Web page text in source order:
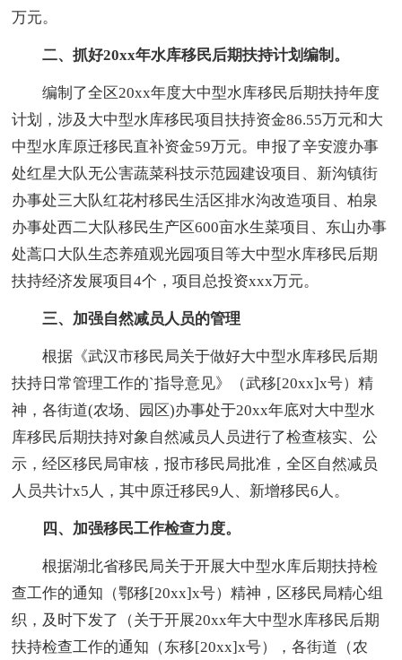
万元。
二、抓好20xx年水库移民后期扶持计划编制。
编制了全区20xx年度大中型水库移民后期扶持年度
计划，涉及大中型水库移民项目扶持资金86.55万元和大
中型水库原迁移民直补资金59万元。申报了辛安渡办事
处红星大队无公害蔬菜科技示范园建设项目、新沟镇街
办事处三大队红花村移民生活区排水沟改造项目、柏泉
办事处西二大队移民生产区600亩水生菜项目、东山办事
处蒿口大队生态养殖观光园项目等大中型水库移民后期
扶持经济发展项目4个，项目总投资xxx万元。
三、加强自然减员人员的管理
根据《武汉市移民局关于做好大中型水库移民后期
扶持日常管理工作的`指导意见》（武移[20xx]x号）精
神，各街道(农场、园区)办事处于20xx年底对大中型水
库移民后期扶持对象自然减员人员进行了检查核实、公
示，经区移民局审核，报市移民局批准，全区自然减员
人员共计x5人，其中原迁移民9人、新增移民6人。
四、加强移民工作检查力度。
根据湖北省移民局关于开展大中型水库后期扶持检
查工作的通知（鄂移[20xx]x号）精神，区移民局精心组
织，及时下发了（关于开展20xx年大中型水库移民后期
扶持检查工作的通知（东移[20xx]x号），各街道（农